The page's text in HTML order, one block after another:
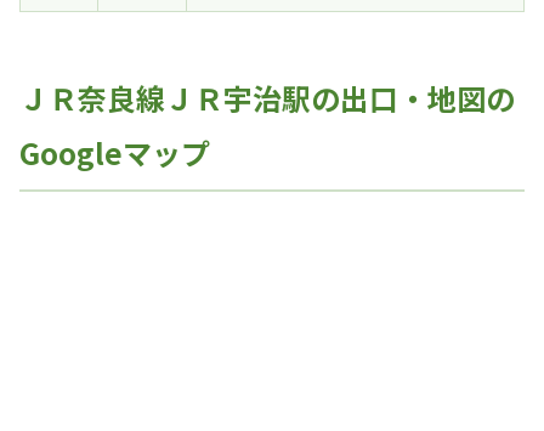
ＪＲ奈良線ＪＲ宇治駅の出口・地図の
Googleマップ